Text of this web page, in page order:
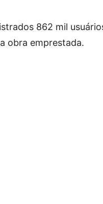
862 mil
obra emprestada.